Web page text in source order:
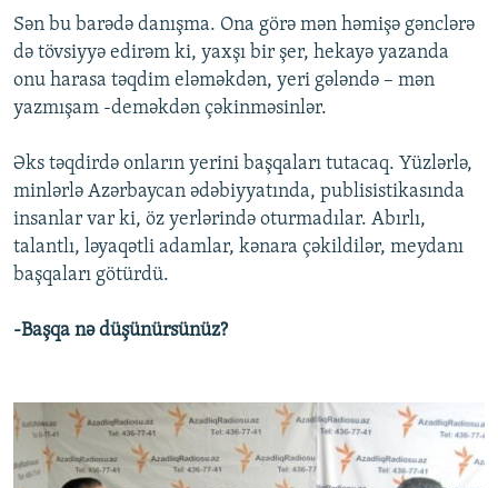
Sən bu barədə danışma. Ona görə mən həmişə gənclərə
də tövsiyyə edirəm ki, yaxşı bir şer, hekayə yazanda
onu harasa təqdim eləməkdən, yeri gələndə – mən
yazmışam -deməkdən çəkinməsinlər.
Əks təqdirdə onların yerini başqaları tutacaq. Yüzlərlə,
minlərlə Azərbaycan ədəbiyyatında, publisistikasında
insanlar var ki, öz yerlərində oturmadılar. Abırlı,
talantlı, ləyaqətli adamlar, kənara çəkildilər, meydanı
başqaları götürdü.
-Başqa nə düşünürsünüz?